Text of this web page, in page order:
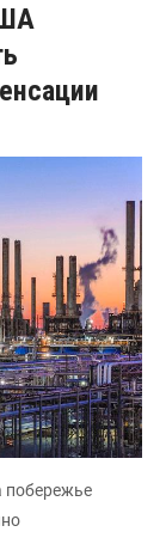
побережье